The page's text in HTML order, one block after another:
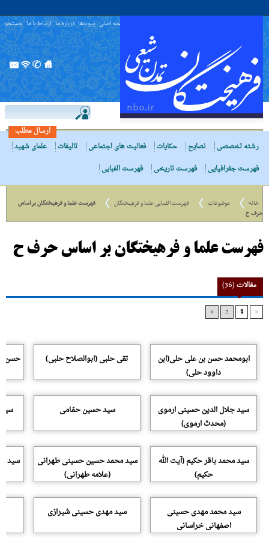
صفحه اصلی پیوندها درباره ما ارتباط با ما جستجو
ارسال مطلب
رشته تخصصی
نصایح حکایات فعالیت های اجتماعی تالیفات
علمای شهید
فهرست جغرافیایی
فهرست تاریخی فهرست الفبایی
خانه موضوعات فهرست الفبایی علما و فرهیختگان
فهرست علما و فرهیختگان بر اساس
حرف ح
فهرست علما و فرهیختگان بر اساس حرف ح
مقالات(36)
«
1
2
»
ابومحمد حسن بن علی حلی(ابن
داوود حلى)
تقی حلبی (ابوالصلاح حلبی) حسن
سید جلال الدین حسینی ارموی
(محدث ارموی)
سید حسین حمّامی
سید محمد باقر حکیم (آیت الله
حکیم)
سید محمد حسین حسینی طهرانی
(علامه طهرانی)
سید
سید محمد مهدی حسینی
اصفهانی خراسانی
سید مهدی حسینی شیرازی